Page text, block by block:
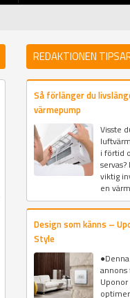
REDAKTIONEN
Så förlänger du
värmepump
Visste
i förtid
viktig
en
Design som känns –
Style
annons